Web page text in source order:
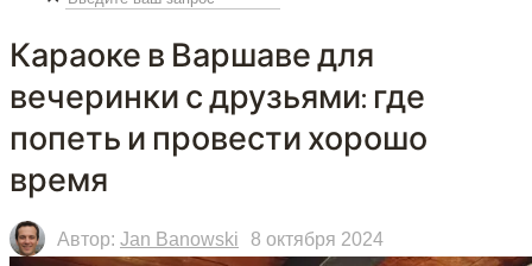
Караоке в Варшаве для
вечеринки с друзьями: где
попеть и провести хорошо
время
Автор: Jan Banowski 8 октября 2024